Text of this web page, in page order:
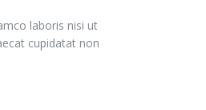
laboris nisi ut
cupidatat non